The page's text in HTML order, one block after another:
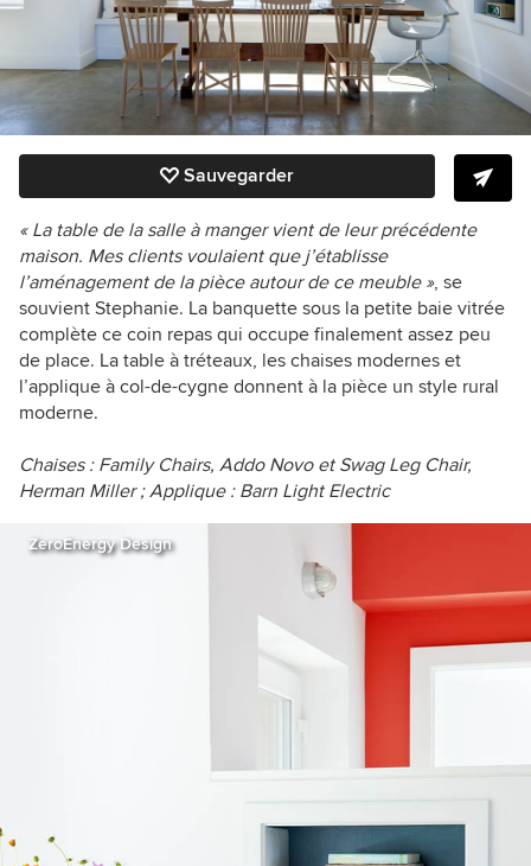
Sauvegarder
« La table de la salle à manger vient de leur précédente
maison. Mes clients voulaient que j’établisse
l’aménagement de la pièce autour de ce meuble », se
souvient Stephanie. La banquette sous la petite baie vitrée
complète ce coin repas qui occupe finalement assez peu
de place. La table à tréteaux, les chaises modernes et
l’applique à col-de-cygne donnent à la pièce un style rural
moderne.
Chaises : Family Chairs, Addo Novoet Swag Leg Chair,
Herman Miller; Applique : Barn Light Electric
ZeroEnergy Design